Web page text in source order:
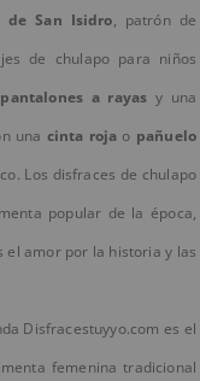
de San Isidro, patrón de
de chulapo para niños
pantalones a rayas y una
una cinta roja o pañuelo
Los disfraces de chulapo
popular de la época,
el amor por la historia y las
Disfracestuyyo.com es el
femenina tradicional